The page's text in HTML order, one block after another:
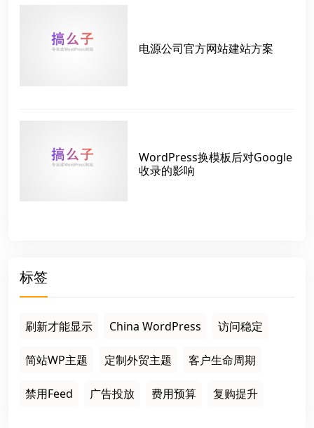
电源公司官方网站建站方案
WordPress换模板后对Google
收录的影响
标签
刷新才能显示 China WordPress 访问稳定
简站WP主题 定制外贸主题 客户生命周期
禁用Feed 广告投放 费用预算 复购提升